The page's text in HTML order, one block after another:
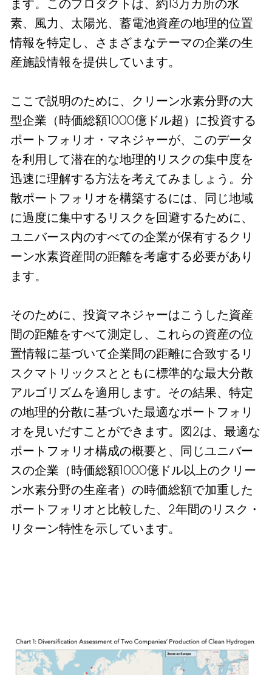
ます。このプロダクトは、約13万カ所の水
素、風力、太陽光、蓄電池資産の地理的位置
情報を特定し、さまざまなテーマの企業の生
産施設情報を提供しています。
ここで説明のために、クリーン水素分野の大
型企業（時価総額1000億ドル超）に投資する
ポートフォリオ・マネジャーが、このデータ
を利用して潜在的な地理的リスクの集中度を
迅速に理解する方法を考えてみましょう。分
散ポートフォリオを構築するには、同じ地域
に過度に集中するリスクを回避するために、
ユニバース内のすべての企業が保有するクリ
ーン水素資産間の距離を考慮する必要があり
ます。
そのために、投資マネジャーはこうした資産
間の距離をすべて測定し、これらの資産の位
置情報に基づいて企業間の距離に合致するリ
スクマトリックスとともに標準的な最大分散
アルゴリズムを適用します。その結果、特定
の地理的分散に基づいた最適なポートフォリ
オを見いだすことができます。図2は、最適な
ポートフォリオ構成の概要と、同じユニバー
スの企業（時価総額1000億ドル以上のクリー
ン水素分野の生産者）の時価総額で加重した
ポートフォリオと比較した、2年間のリスク・
リターン特性を示しています。